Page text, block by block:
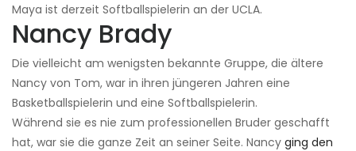
Maya ist derzeit Softballspielerin an der UCLA.
Nancy Brady
Die vielleicht am wenigsten bekannte Gruppe, die ältere
Nancy von Tom, war in ihren jüngeren Jahren eine
Basketballspielerin und eine Softballspielerin.
Während sie es nie zum professionellen Bruder geschafft
hat, war sie die ganze Zeit an seiner Seite. Nancy ging den